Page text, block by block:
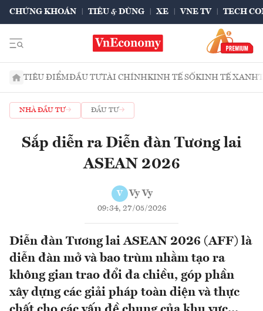
CHỨNG KHOÁN TIÊU & DÙNG XE VNE TV TECH
TIÊU ĐIỂMĐẦU TƯTÀI CHÍNHKINH TẾ SỐKINH TẾ XANH
NHÀ ĐẦU TƯ ĐẦU TƯ
Sắp diễn ra Diễn đàn Tương lai
ASEAN 2026
V Vy Vy
09:34, 27/05/2026
Diễn đàn Tương lai ASEAN 2026 (AFF) là
diễn đàn mở và bao trùm nhằm tạo ra
không gian trao đổi đa chiều, góp phần
xây dựng các giải pháp toàn diện và thực